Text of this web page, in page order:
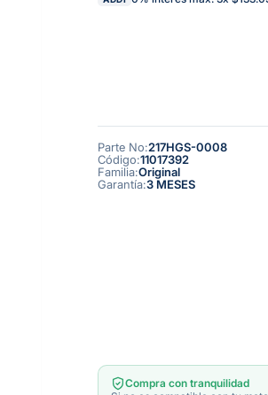
Parte No:217HGS-0008
Código:11017392
Familia:Original
Garantía:3 MESES
Compra con tranquilidad